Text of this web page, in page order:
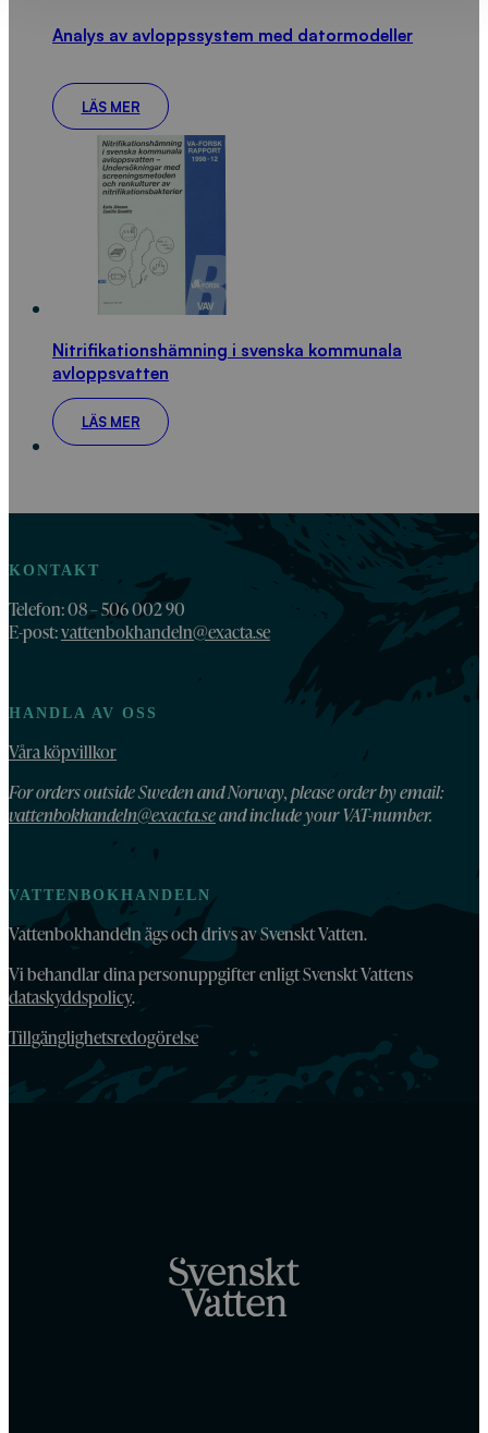
Analys av avloppssystem med datormodeller
LÄS MER
Nitrifikationshämning i svenska kommunala
avloppsvatten
LÄS MER
KONTAKT
Telefon: 08 – 506 002 90
E-post:vattenbokhandeln@exacta.se
HANDLA AV OSS
Våra köpvillkor
For orders outside Sweden and Norway, please order by email:
vattenbokhandeln@exacta.seand include your VAT-number.
VATTENBOKHANDELN
Vattenbokhandeln ägs och drivs av Svenskt Vatten.
Vi behandlar dina personuppgifter enligt Svenskt Vattens
dataskyddspolicy.
Tillgänglighetsredogörelse